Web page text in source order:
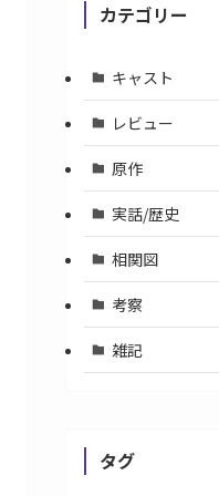
カテゴリー
キャスト
レビュー
原作
実話/歴史
相関図
考察
雑記
タグ